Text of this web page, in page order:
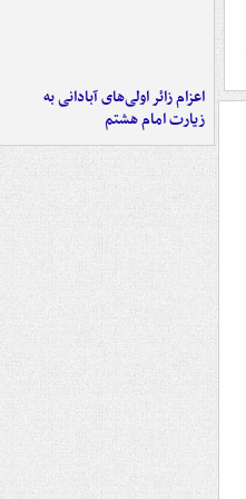
اعزام زائر اولی‌های آبادانی به
زیارت امام هشتم